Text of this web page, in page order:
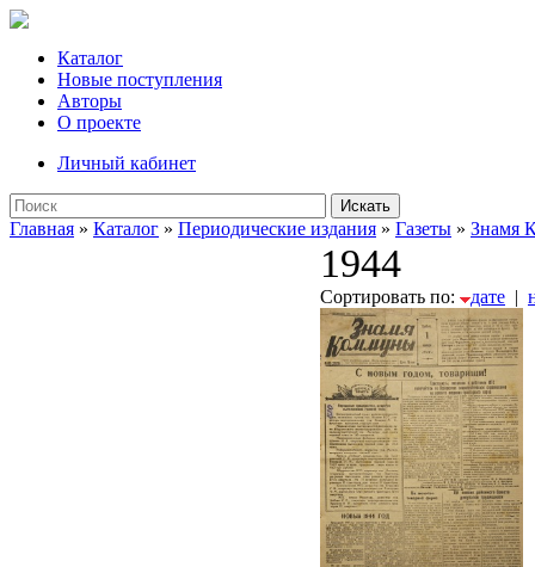
Каталог
Новые поступления
Авторы
О проекте
Личный кабинет
Искать
Главная » Каталог » Периодические издания » Газеты » Знамя
1944
Сортировать по: дате |